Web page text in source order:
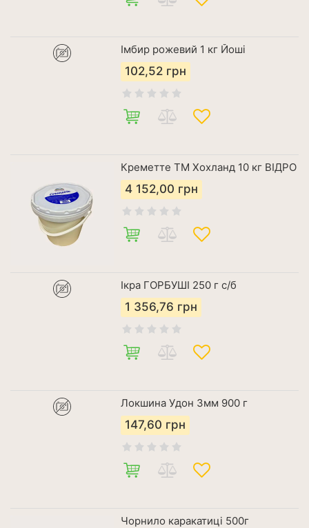
Імбир рожевий 1 кг Йоші
102,52 грн
Креметте ТМ Хохланд 10 кг ВІДРО
4 152,00 грн
Ікра ГОРБУШІ 250 г с/б
1 356,76 грн
Локшина Удон 3мм 900 г
147,60 грн
Чорнило каракатиці 500г